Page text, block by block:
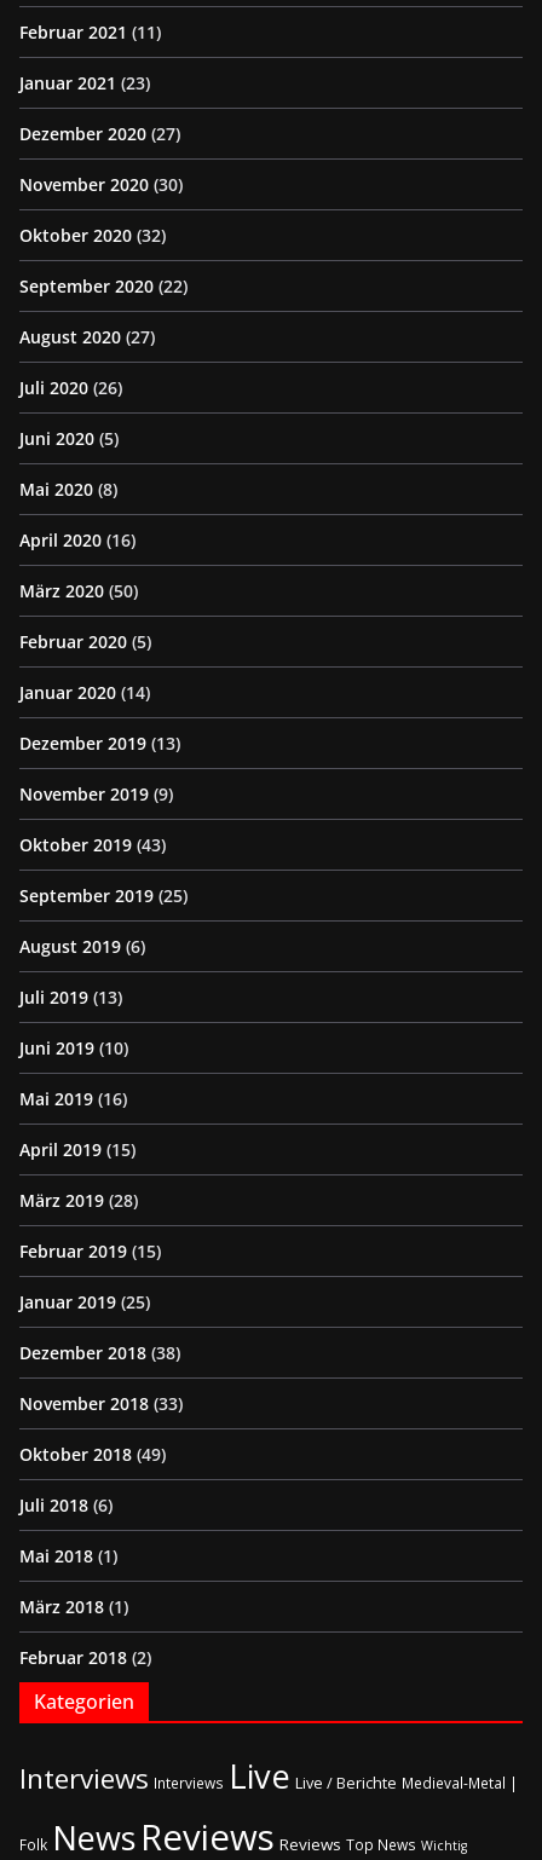
Februar 2021 (11)
Januar 2021 (23)
Dezember 2020 (27)
November 2020 (30)
Oktober 2020 (32)
September 2020 (22)
August 2020 (27)
Juli 2020 (26)
Juni 2020 (5)
Mai 2020 (8)
April 2020 (16)
März 2020 (50)
Februar 2020 (5)
Januar 2020 (14)
Dezember 2019 (13)
November 2019 (9)
Oktober 2019 (43)
September 2019 (25)
August 2019 (6)
Juli 2019 (13)
Juni 2019 (10)
Mai 2019 (16)
April 2019 (15)
März 2019 (28)
Februar 2019 (15)
Januar 2019 (25)
Dezember 2018 (38)
November 2018 (33)
Oktober 2018 (49)
Juli 2018 (6)
Mai 2018 (1)
März 2018 (1)
Februar 2018 (2)
Kategorien
Interviews Interviews Live Live / Berichte Medieval-Metal |
Folk NewsReviews Reviews Top News Wichtig